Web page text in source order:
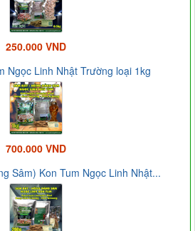
250.000 VND
Ngọc Linh Nhật Trường loại 1kg
700.000 VND
Sâm) Kon Tum Ngọc Linh Nhật...